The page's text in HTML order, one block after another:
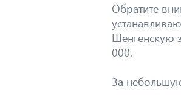
Обратите
Шенгенскую
000.
За